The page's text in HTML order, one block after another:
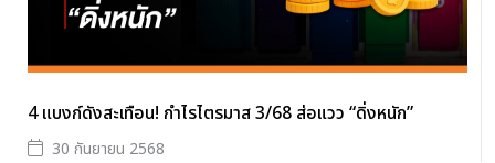
4 แบงก์ดังสะเทือน! กำไรไตรมาส 3/68 ส่อแวว “ดิ่งหนัก”
30 กันยายน 2568